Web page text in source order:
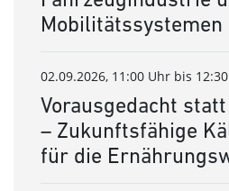
Mobilitätssystemen
02.09.2026, 11:00 Uhr bis
Vorausgedacht
– Zukunftsfähige
für die